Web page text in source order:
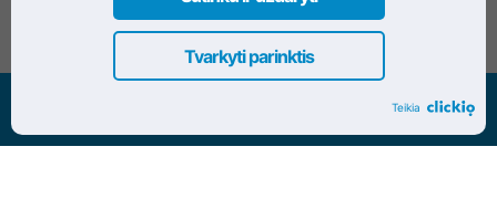
Visos teisės saugomos www.dokrinesa.lt
Tvarkyti parinktis
Teikia